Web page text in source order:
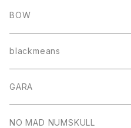
BOW
blackmeans
GARA
NO MAD NUMSKULL